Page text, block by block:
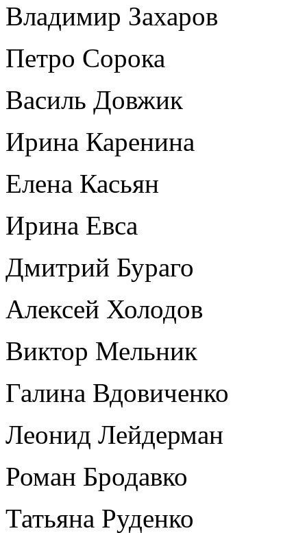
Владимир Захаров
Петро Сорока
Василь Довжик
Ирина Каренина
Елена Касьян
Ирина Евса
Дмитрий Бураго
Алексей Холодов
Виктор Мельник
Галина Вдовиченко
Леонид Лейдерман
Роман Бродавко
Татьяна Руденко